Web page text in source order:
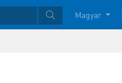
Magyar